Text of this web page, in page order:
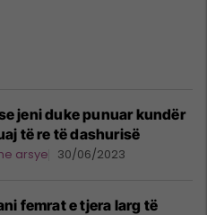
jeni duke punuar kundër
të re të dashurisë
arsye 30/06/2023
femrat e tjera larg të